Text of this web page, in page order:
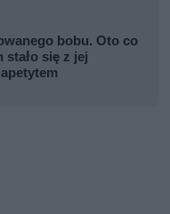
bobu. Oto co
się z jej